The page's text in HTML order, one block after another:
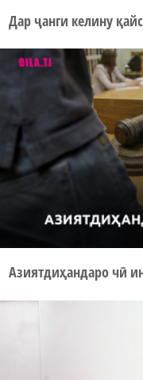
Дар ҷанги келину
Азиятдиҳандаро чӣ